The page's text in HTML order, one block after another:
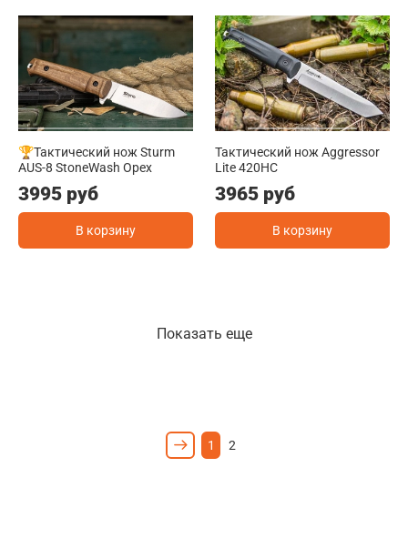
🏆Тактический нож Sturm
AUS-8 StoneWash Орех
3995 руб
В корзину
Тактический нож Aggressor
Lite 420HC
3965 руб
В корзину
Показать еще
1 2